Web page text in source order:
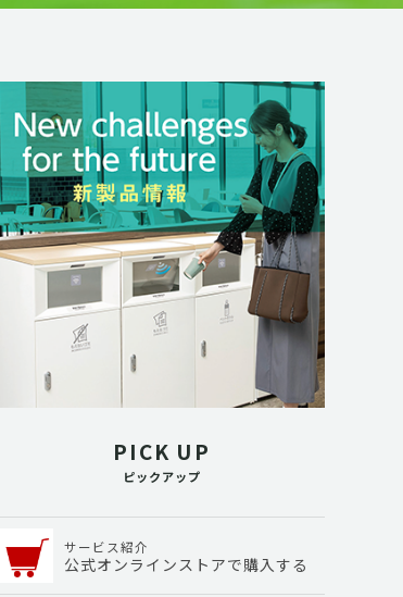
PICK UP
ピックアップ
サービス紹介
公式オンラインストアで購入する